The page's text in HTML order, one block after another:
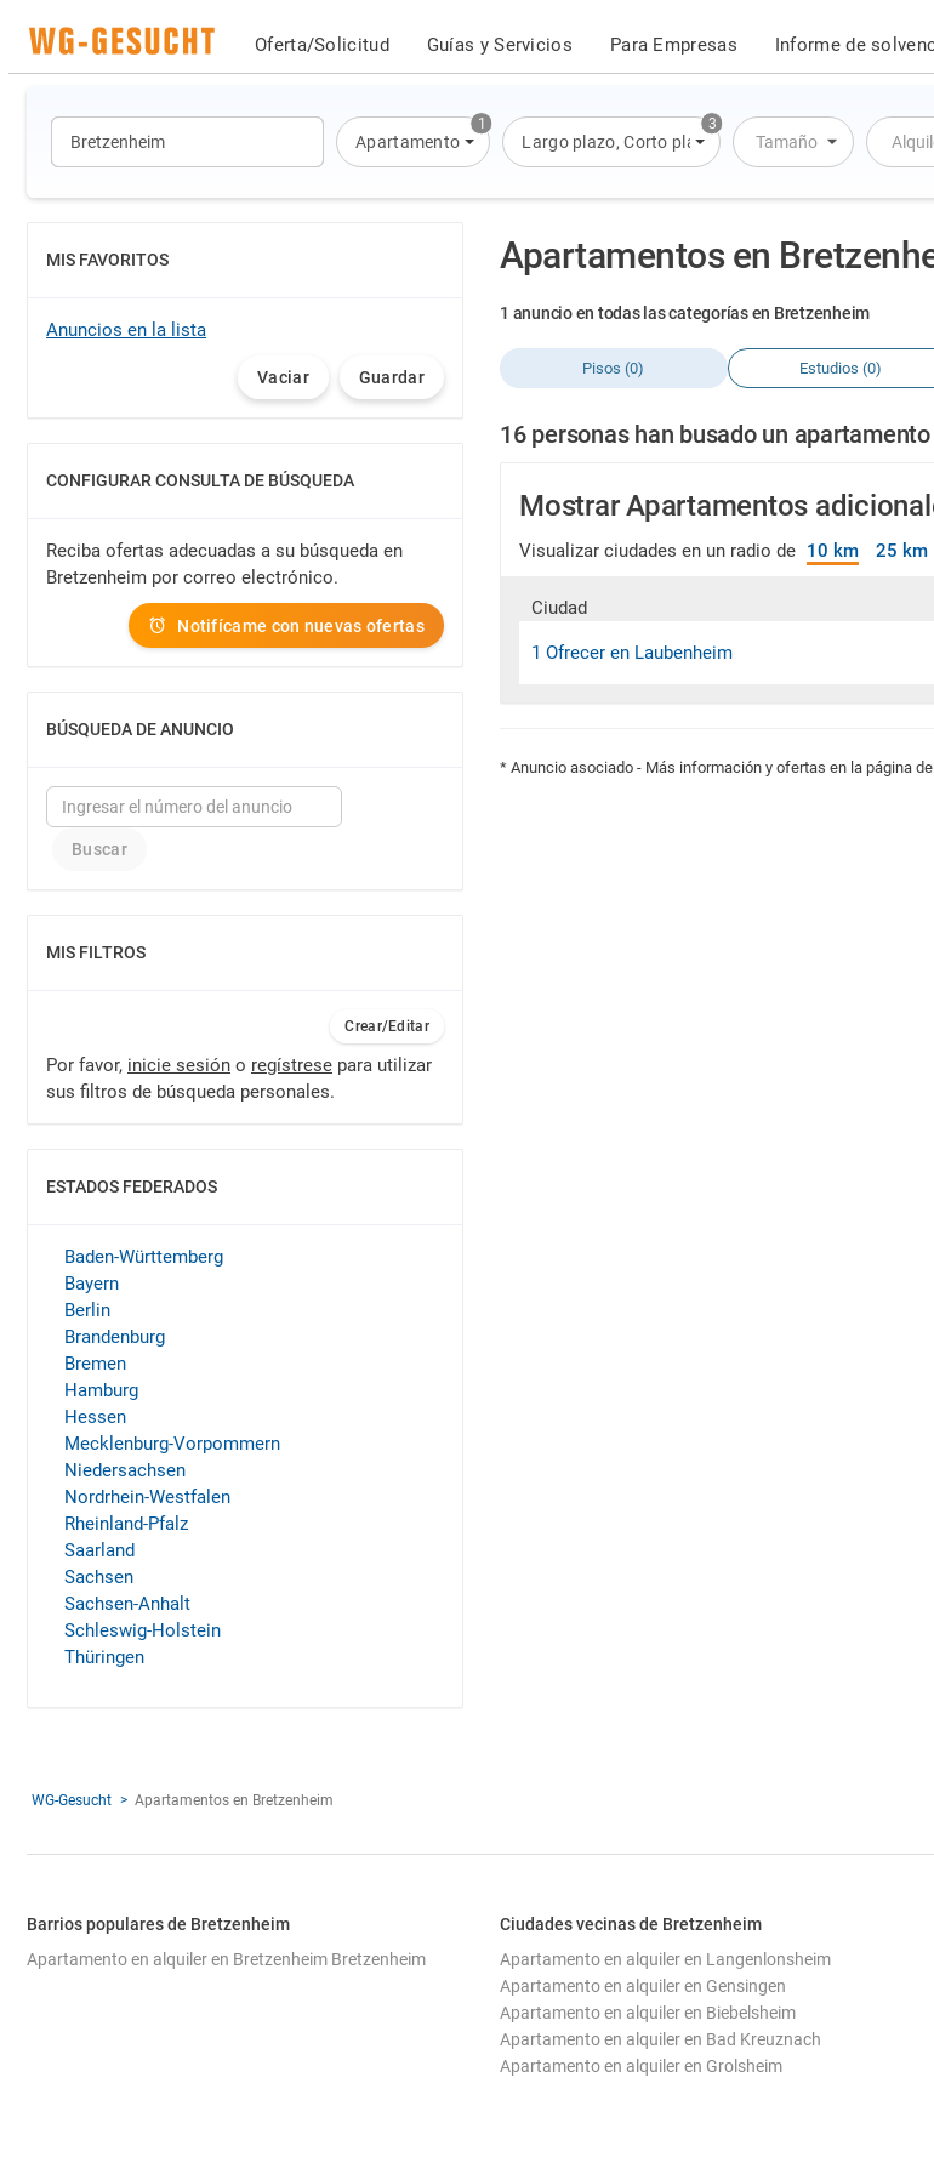
Oferta/Solicitud Guías y Servicios Para Empresas Informe de
1
Apartamento
3
Largo plazo,Corto plazo , Alquiler por día
Tamaño
Apartamentos en
1 anuncio en todas las categorías en Bretzenheim
Pisos (0) Estudios (0)
16 personas han busado un
Mostrar Apartamentos
Visualizar ciudades en un radio de 10 km 25 km
Ciudad
1 Ofrecer en Laubenheim
* Anuncio asociado - Más información y ofertas en la página
MIS FAVORITOS
MOSTRAR
Anuncios en la lista
Vaciar Guardar
CONFIGURAR CONSULTA DE BÚSQUEDA
MOSTRAR
Reciba ofertas adecuadas a su búsqueda en
Bretzenheim por correo electrónico.
Notifícame con nuevas ofertas
BÚSQUEDA DE ANUNCIO
MOSTRAR
MIS FILTROS
MOSTRAR
Crear/Editar
Por favor, inicie sesión o regístrese para utilizar
sus filtros de búsqueda personales.
ESTADOS FEDERADOS
MOSTRAR
Baden-Württemberg
Bayern
Berlin
Brandenburg
Bremen
Hamburg
Hessen
Mecklenburg-Vorpommern
Niedersachsen
Nordrhein-Westfalen
Rheinland-Pfalz
Saarland
Sachsen
Sachsen-Anhalt
Schleswig-Holstein
Thüringen
WG-Gesucht Apartamentos en Bretzenheim
Barrios populares de Bretzenheim
Apartamento en alquiler en Bretzenheim Bretzenheim
Ciudades vecinas de Bretzenheim
Apartamento en alquiler en Langenlonsheim
Apartamento en alquiler en Gensingen
Apartamento en alquiler en Biebelsheim
Apartamento en alquiler en Bad Kreuznach
Apartamento en alquiler en Grolsheim